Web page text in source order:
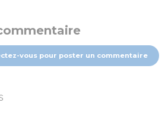
vous pour poster un commentaire